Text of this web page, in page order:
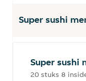
Super sushi
Super sushi
20 stuks 8